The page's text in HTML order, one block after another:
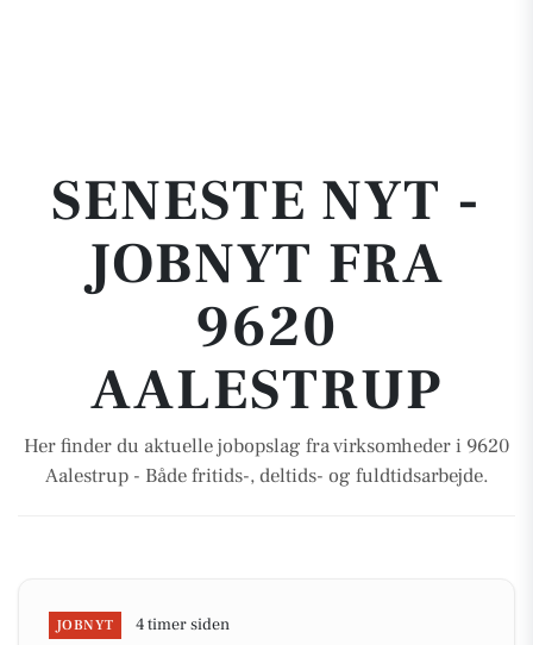
SENESTE NYT -
JOBNYT FRA
9620
AALESTRUP
Her finder du aktuelle jobopslag fra virksomheder i 9620
Aalestrup - Både fritids-, deltids- og fuldtidsarbejde.
JOBNYT 4 timer siden